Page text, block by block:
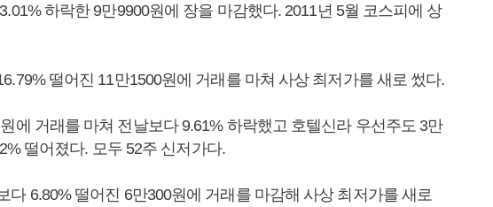
하락한 9만9900원에 장을 마감했다. 2011년 5월 코스피에 상
떨어진 11만1500원에 거래를 마쳐 사상 최저가를 새로 썼다.
에 거래를 마쳐 전날보다 9.61% 하락했고 호텔신라 우선주도 3만
떨어졌다. 모두 52주 신저가다.
다 6.80% 떨어진 6만300원에 거래를 마감해 사상 최저가를 새로